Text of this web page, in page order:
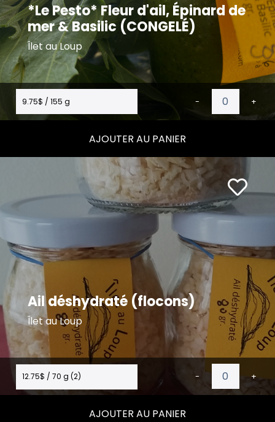
*Le Pesto* Fleur d'ail, Épinard de
mer & Basilic (CONGELÉ)
Îlet au Loup
9.75$ / 155 g - +
AJOUTER AU PANIER
Ail déshydraté (flocons)
Îlet au Loup
12.75$ / 70 g (2) - +
AJOUTER AU PANIER